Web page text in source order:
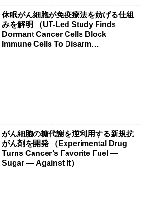
休眠がん細胞が免疫療法を妨げる仕組
みを解明 （UT-Led Study Finds
Dormant Cancer Cells Block
Immune Cells To Disarm
がん細胞の糖代謝を逆利用する新規抗
がん剤を開発 （Experimental Drug
Turns Cancer’s Favorite Fuel —
Sugar — Against It）